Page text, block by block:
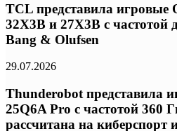
TCL представила
32X3B и 27X3B с частотой
Bang & Olufsen
29.07.2026
Thunderobot представила
25Q6A Pro с частотой 360
рассчитана на